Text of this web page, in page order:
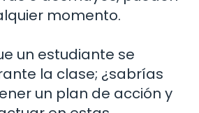
momento.
un estudiante se
la clase; ¿sabrías
un plan de acción y